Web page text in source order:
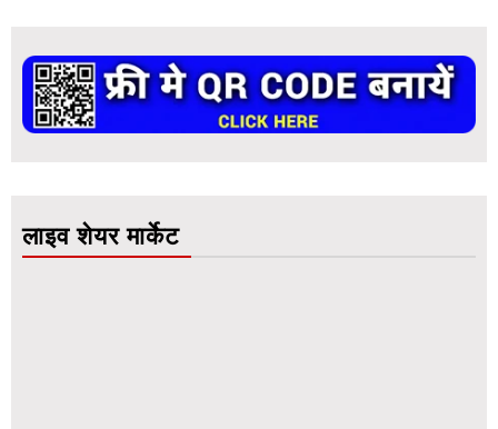
लाइव शेयर मार्केट